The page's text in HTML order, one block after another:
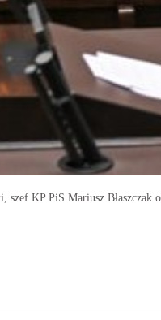
KP PiS Mariusz Błaszczak